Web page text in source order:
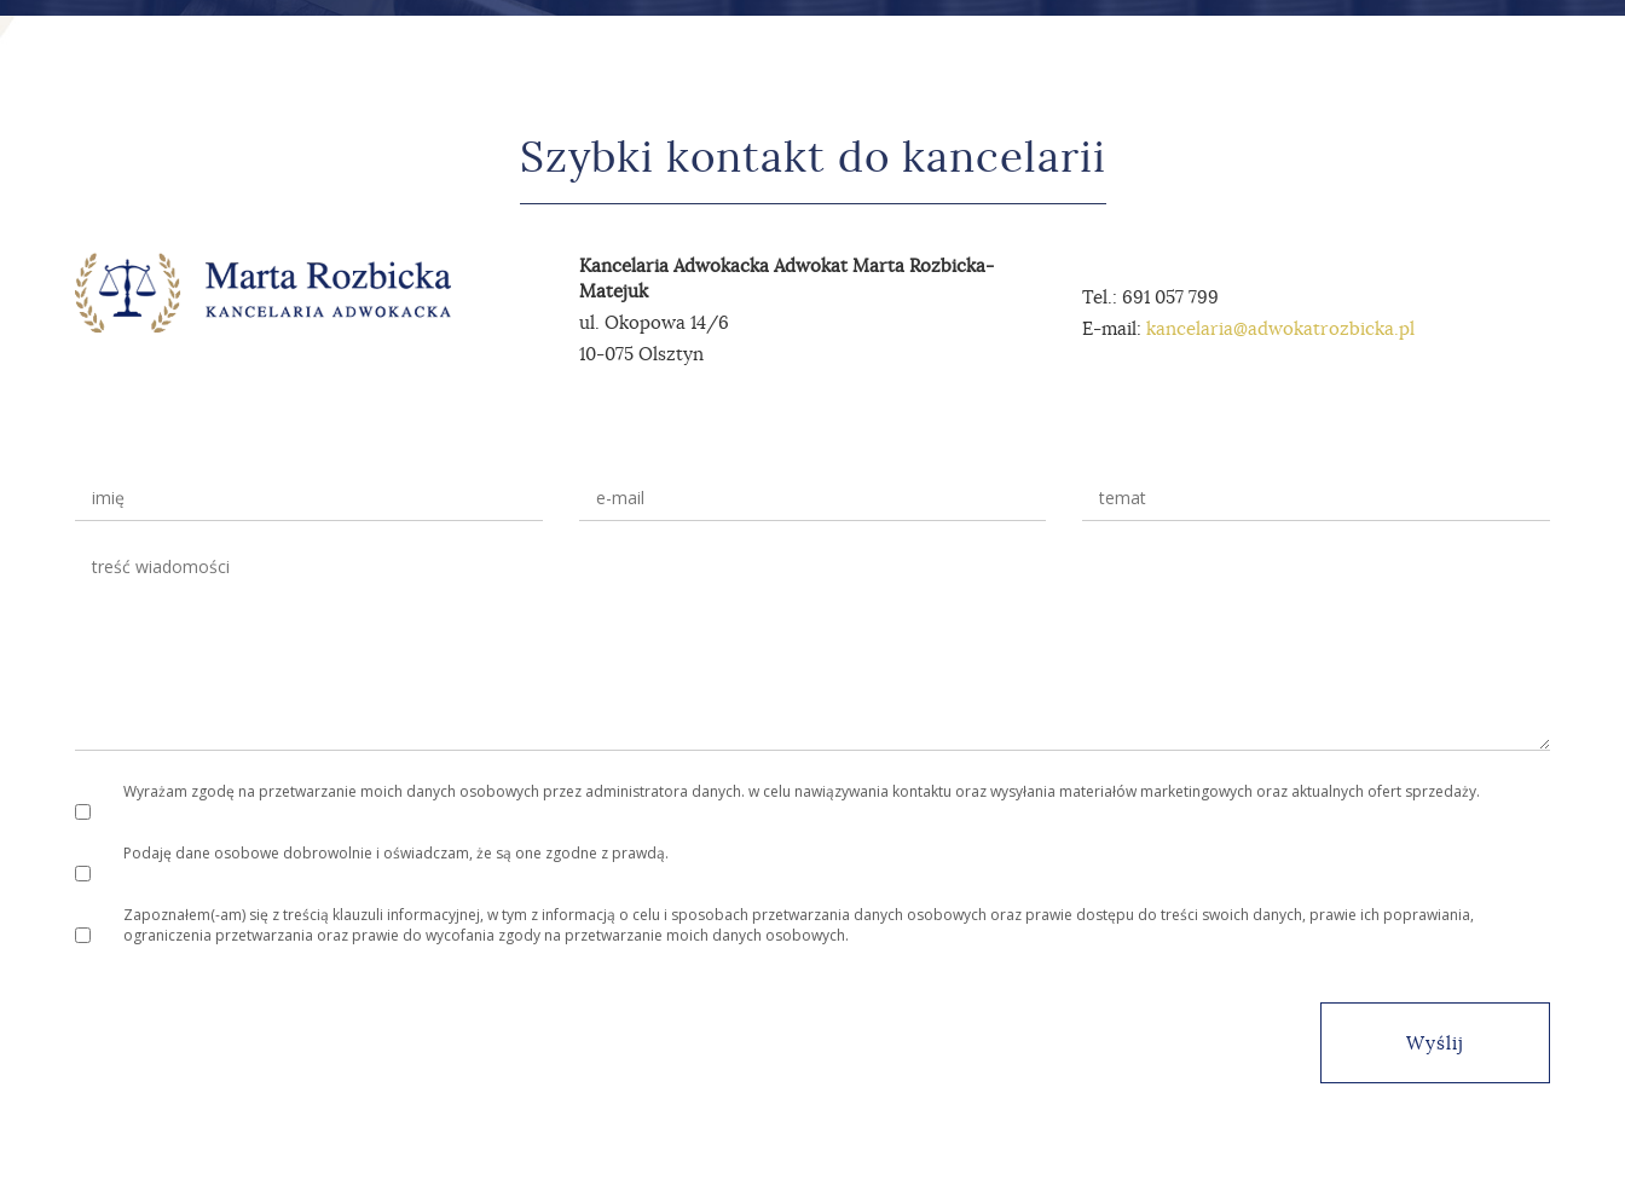
Szybki kontakt do kancelarii
Kancelaria Adwokacka Adwokat Marta Rozbicka-
Matejuk
ul. Okopowa 14/6
10-075 Olsztyn
Tel.: 691 057 799
E-mail:kancelaria@adwokatrozbicka.pl
Wyrażam zgodę na przetwarzanie moich danych osobowych przez administratora danych. w celu nawiązywania kontaktu oraz wysyłania materiałów marketingowych oraz aktualnych ofert sprzedaży.
Podaję dane osobowe dobrowolnie i oświadczam, że są one zgodne z prawdą.
Zapoznałem(-am) się z treścią klauzuli informacyjnej, w tym z informacją o celu i sposobach przetwarzania danych osobowych oraz prawie dostępu do treści swoich danych, prawie ich poprawiania,
ograniczenia przetwarzania oraz prawie do wycofania zgody na przetwarzanie moich danych osobowych.